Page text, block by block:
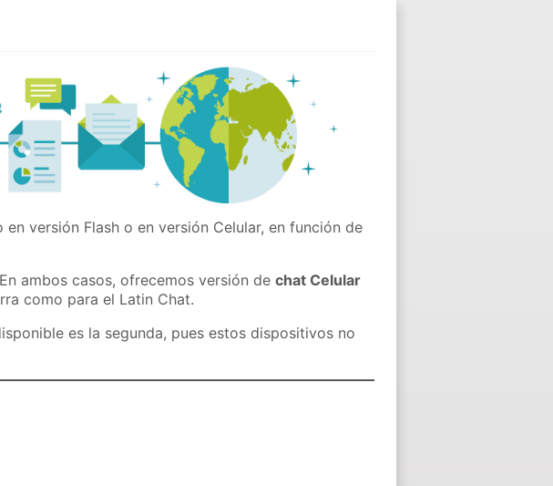
en versión Flash o en versión Celular, en función de
ambos casos, ofrecemos versión dechat Celular
como para el Latin Chat.
es la segunda, pues estos dispositivos no